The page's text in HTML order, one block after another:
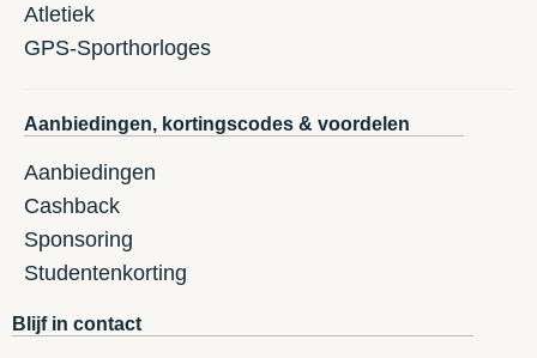
Atletiek
GPS-Sporthorloges
Aanbiedingen, kortingscodes & voordelen
Aanbiedingen
Cashback
Sponsoring
Studentenkorting
Blijf in contact